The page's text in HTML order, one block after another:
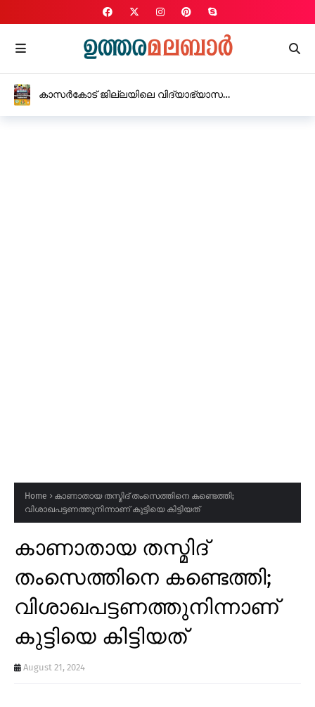
കാസർകോട് ജില്ലയിലെ വിദ്യാഭ്യാസ
Home
കാണാതായ തസ്മിദ് തംസെത്തിനെ കണ്ടെത്തി;
വിശാഖപട്ടണത്തുനിന്നാണ് കുട്ടിയെ കിട്ടിയത്
കാണാതായ തസ്മിദ്
തംസെത്തിനെ കണ്ടെത്തി;
വിശാഖപട്ടണത്തുനിന്നാണ്
കുട്ടിയെ കിട്ടിയത്
August 21, 2024